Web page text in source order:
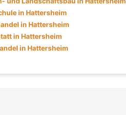
in Hattersheim
in Hattersheim
in Hattersheim
in Hattersheim